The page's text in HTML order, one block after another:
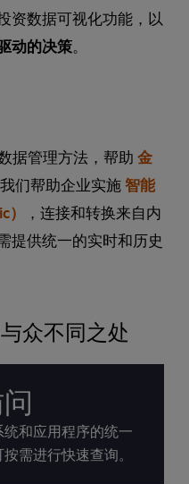
资数据可视化功能，以
动的决策。
据管理方法，帮助 金
们帮助企业实施智能
，连接和转换来自内
提供统一的实时和历史
众不同之处
和应用程序的统一
需进行快速查询。